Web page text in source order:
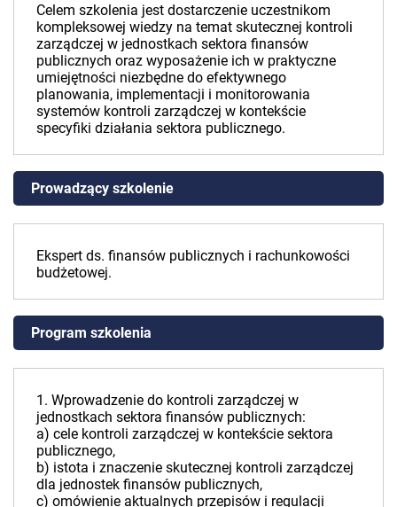
Celem szkolenia jest dostarczenie uczestnikom
kompleksowej wiedzy na temat skutecznej kontroli
zarządczej w jednostkach sektora finansów
publicznych oraz wyposażenie ich w praktyczne
umiejętności niezbędne do efektywnego
planowania, implementacji i monitorowania
systemów kontroli zarządczej w kontekście
specyfiki działania sektora publicznego.
Prowadzący szkolenie
Ekspert ds. finansów publicznych i rachunkowości
budżetowej.
Program szkolenia
1. Wprowadzenie do kontroli zarządczej w
jednostkach sektora finansów publicznych:
a) cele kontroli zarządczej w kontekście sektora
publicznego,
b) istota i znaczenie skutecznej kontroli zarządczej
dla jednostek finansów publicznych,
c) omówienie aktualnych przepisów i regulacji